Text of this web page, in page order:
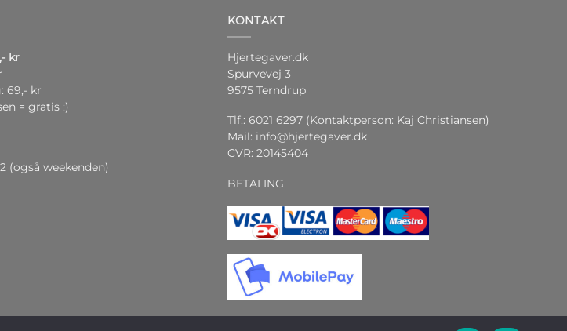
kr
69,- kr
= gratis :)
(også weekenden)
KONTAKT
Hjertegaver.dk
Spurvevej 3
9575 Terndrup
Tlf.: 6021 6297 (Kontaktperson: Kaj Christiansen)
Mail: info@hjertegaver.dk
CVR: 20145404
BETALING